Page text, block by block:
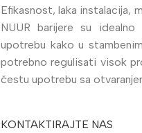
Efikasnost, laka instalacija,
NUUR barijere su
upotrebu kako u
potrebno regulisati visok
čestu upotrebu sa
KONTAKTIRAJTE NAS